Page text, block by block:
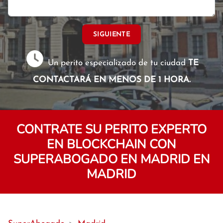
SIGUIENTE
Un perito especializado de tu ciudadTE
CONTACTARÁ EN MENOS DE 1 HORA.
CONTRATE SU PERITO EXPERTO
EN BLOCKCHAIN CON
SUPERABOGADO EN MADRID EN
MADRID